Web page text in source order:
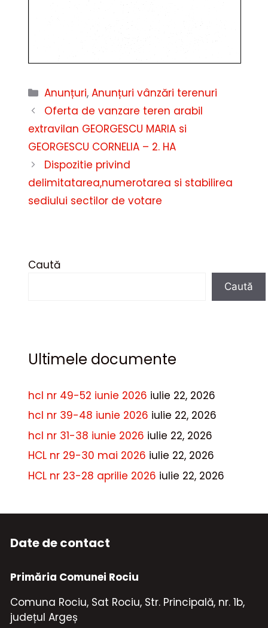
Categorii
Anunțuri,Anunțuri vânzări terenuri
Oferta de vanzare teren arabil
extravilan GEORGESCU MARIA si
GEORGESCU CORNELIA – 2. HA
Dispozitie privind
delimitatarea,numerotarea si stabilirea
sediului sectilor de votare
Caută
Caută
Ultimele documente
hcl nr 49-52 iunie 2026 iulie 22, 2026
hcl nr 39-48 iunie 2026 iulie 22, 2026
hcl nr 31-38 iunie 2026 iulie 22, 2026
HCL nr 29-30 mai 2026 iulie 22, 2026
HCL nr 23-28 aprilie 2026 iulie 22, 2026
Date de contact
Primăria Comunei Rociu
Comuna Rociu, Sat Rociu, Str. Principală, nr. 1b,
județul Argeș